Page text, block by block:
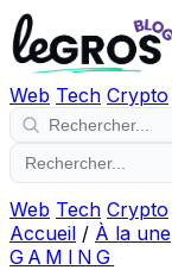
Web Tech Crypto
Web Tech Crypto
Accueil / À la une
GAMING